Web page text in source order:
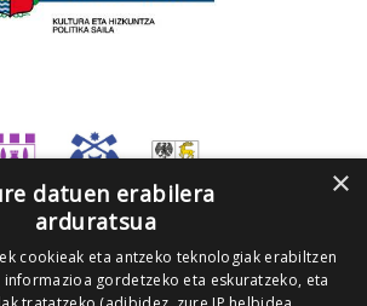
×
datuen erabilera
arduratsua
cookieak eta antzeko teknologiak erabiltzen
informazioa gordetzeko eta eskuratzeko, eta